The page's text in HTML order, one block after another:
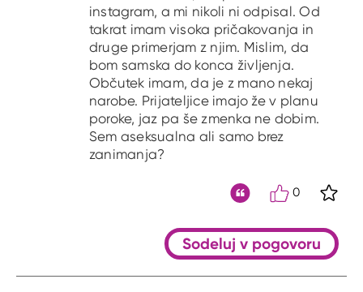
instagram, a mi nikoli ni odpisal. Od
takrat imam visoka pričakovanja in
druge primerjam z njim. Mislim, da
bom samska do konca življenja.
Občutek imam, da je z mano nekaj
narobe. Prijateljice imajo že v planu
poroke, jaz pa še zmenka ne dobim.
Sem aseksualna ali samo brez
zanimanja?
0
Sodeluj v pogovoru